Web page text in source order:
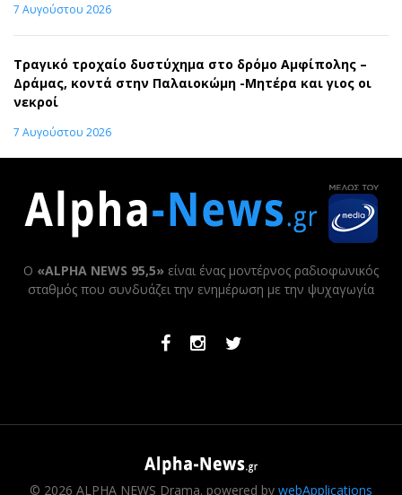
7 Αυγούστου 2026
Τραγικό τροχαίο δυστύχημα στο δρόμο Αμφίπολης –
Δράμας, κοντά στην Παλαιοκώμη -Μητέρα και γιος οι
νεκροί
7 Αυγούστου 2026
Ο «ALPHA NEWS 95,5» είναι ένας μοντέρνος ραδιοφωνικός
σταθμός που συνδυάζει την ενημέρωση με την ψυχαγωγία
FacebookInstagramTwitter
© 2026 ALPHA NEWS Drama. powered by webApplications